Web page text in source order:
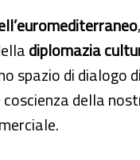
diplomazia
spazio di
della